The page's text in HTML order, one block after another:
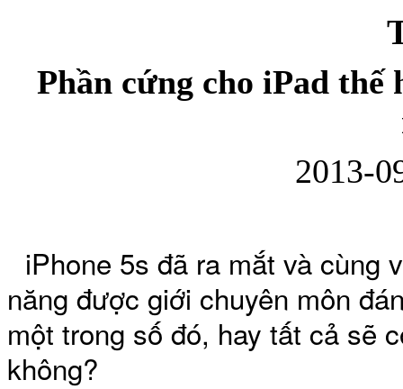
Bao da Samsung
Ốp lưng Samsung
Phần cứng cho iPad
2013-
iPhone 5s đã ra mắt và cùng
năng được giới chuyên môn
một trong số đó, hay tất cả sẽ
không?